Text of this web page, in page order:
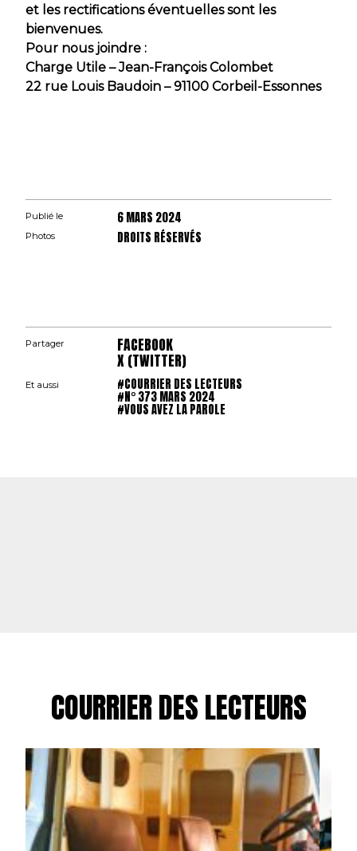
et les rectifications éventuelles sont les
bienvenues.
Pour nous joindre :
Charge Utile – Jean-François Colombet
22 rue Louis Baudoin – 91100 Corbeil-Essonnes
Publié le 6 MARS 2024
Photos DROITS RÉSERVÉS
Partager FACEBOOK
X (TWITTER)
Et aussi #COURRIER DES LECTEURS
#N° 373 MARS 2024
#VOUS AVEZ LA PAROLE
COURRIER DES LECTEURS